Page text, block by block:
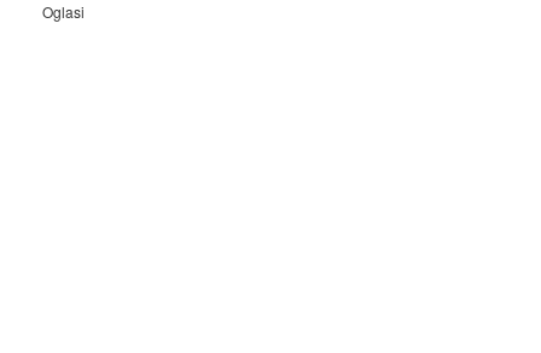
Oglasi